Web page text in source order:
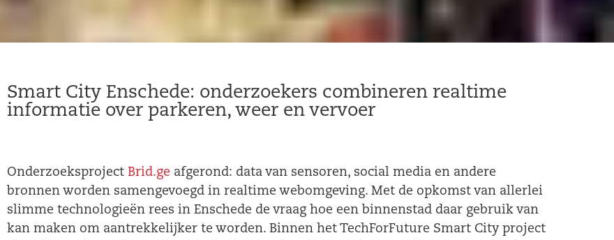
Smart City Enschede: onderzoekers combineren realtime
informatie over parkeren, weer en vervoer
Onderzoeksproject Brid.ge afgerond: data van sensoren, social media en andere
bronnen worden samengevoegd in realtime webomgeving. Met de opkomst van allerlei
slimme technologieën rees in Enschede de vraag hoe een binnenstad daar gebruik van
kan maken om aantrekkelijker te worden. Binnen het TechForFuture Smart City project